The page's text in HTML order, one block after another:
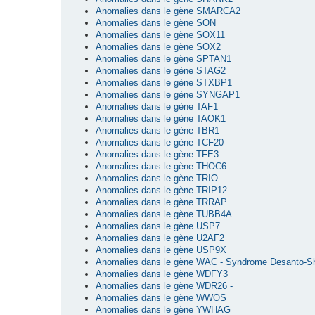
Anomalies dans le gène SMARCA2
Anomalies dans le gène SON
Anomalies dans le gène SOX11
Anomalies dans le gène SOX2
Anomalies dans le gène SPTAN1
Anomalies dans le gène STAG2
Anomalies dans le gène STXBP1
Anomalies dans le gène SYNGAP1
Anomalies dans le gène TAF1
Anomalies dans le gène TAOK1
Anomalies dans le gène TBR1
Anomalies dans le gène TCF20
Anomalies dans le gène TFE3
Anomalies dans le gène THOC6
Anomalies dans le gène TRIO
Anomalies dans le gène TRIP12
Anomalies dans le gène TRRAP
Anomalies dans le gène TUBB4A
Anomalies dans le gène USP7
Anomalies dans le gène U2AF2
Anomalies dans le gène USP9X
Anomalies dans le gène WAC - Syndrome Desanto-
Anomalies dans le gène WDFY3
Anomalies dans le gène WDR26 -
Anomalies dans le gène WWOS
Anomalies dans le gène YWHAG